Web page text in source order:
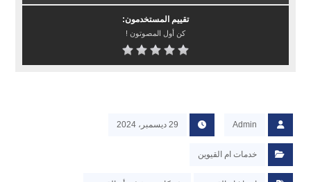
تقييم المستخدمون:
كن أول المصوتون !
Admin 29 ديسمبر، 2024
خدمات ام القيوين